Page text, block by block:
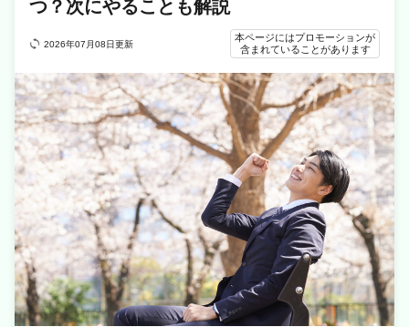
つ？次にやることも解説
2026年07月08日更新
本ページにはプロモーションが
含まれていることがあります